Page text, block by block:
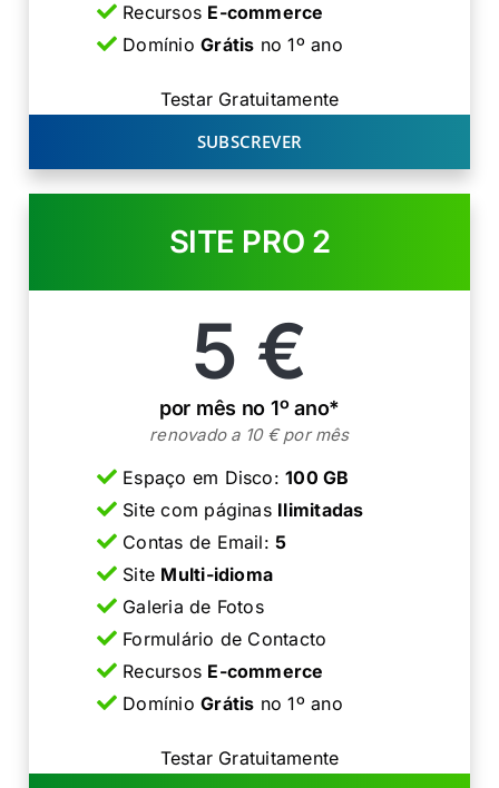
Recursos E-commerce
DomínioGrátis no 1º ano
Testar Gratuitamente
SUBSCREVER
SITE PRO 2
5 €
por mês no 1º ano*
renovado a 10 € por mês
Espaço em Disco:100 GB
Site com páginas Ilimitadas
Contas de Email:5
Site Multi-idioma
Galeria de Fotos
Formulário de Contacto
Recursos E-commerce
DomínioGrátis no 1º ano
Testar Gratuitamente